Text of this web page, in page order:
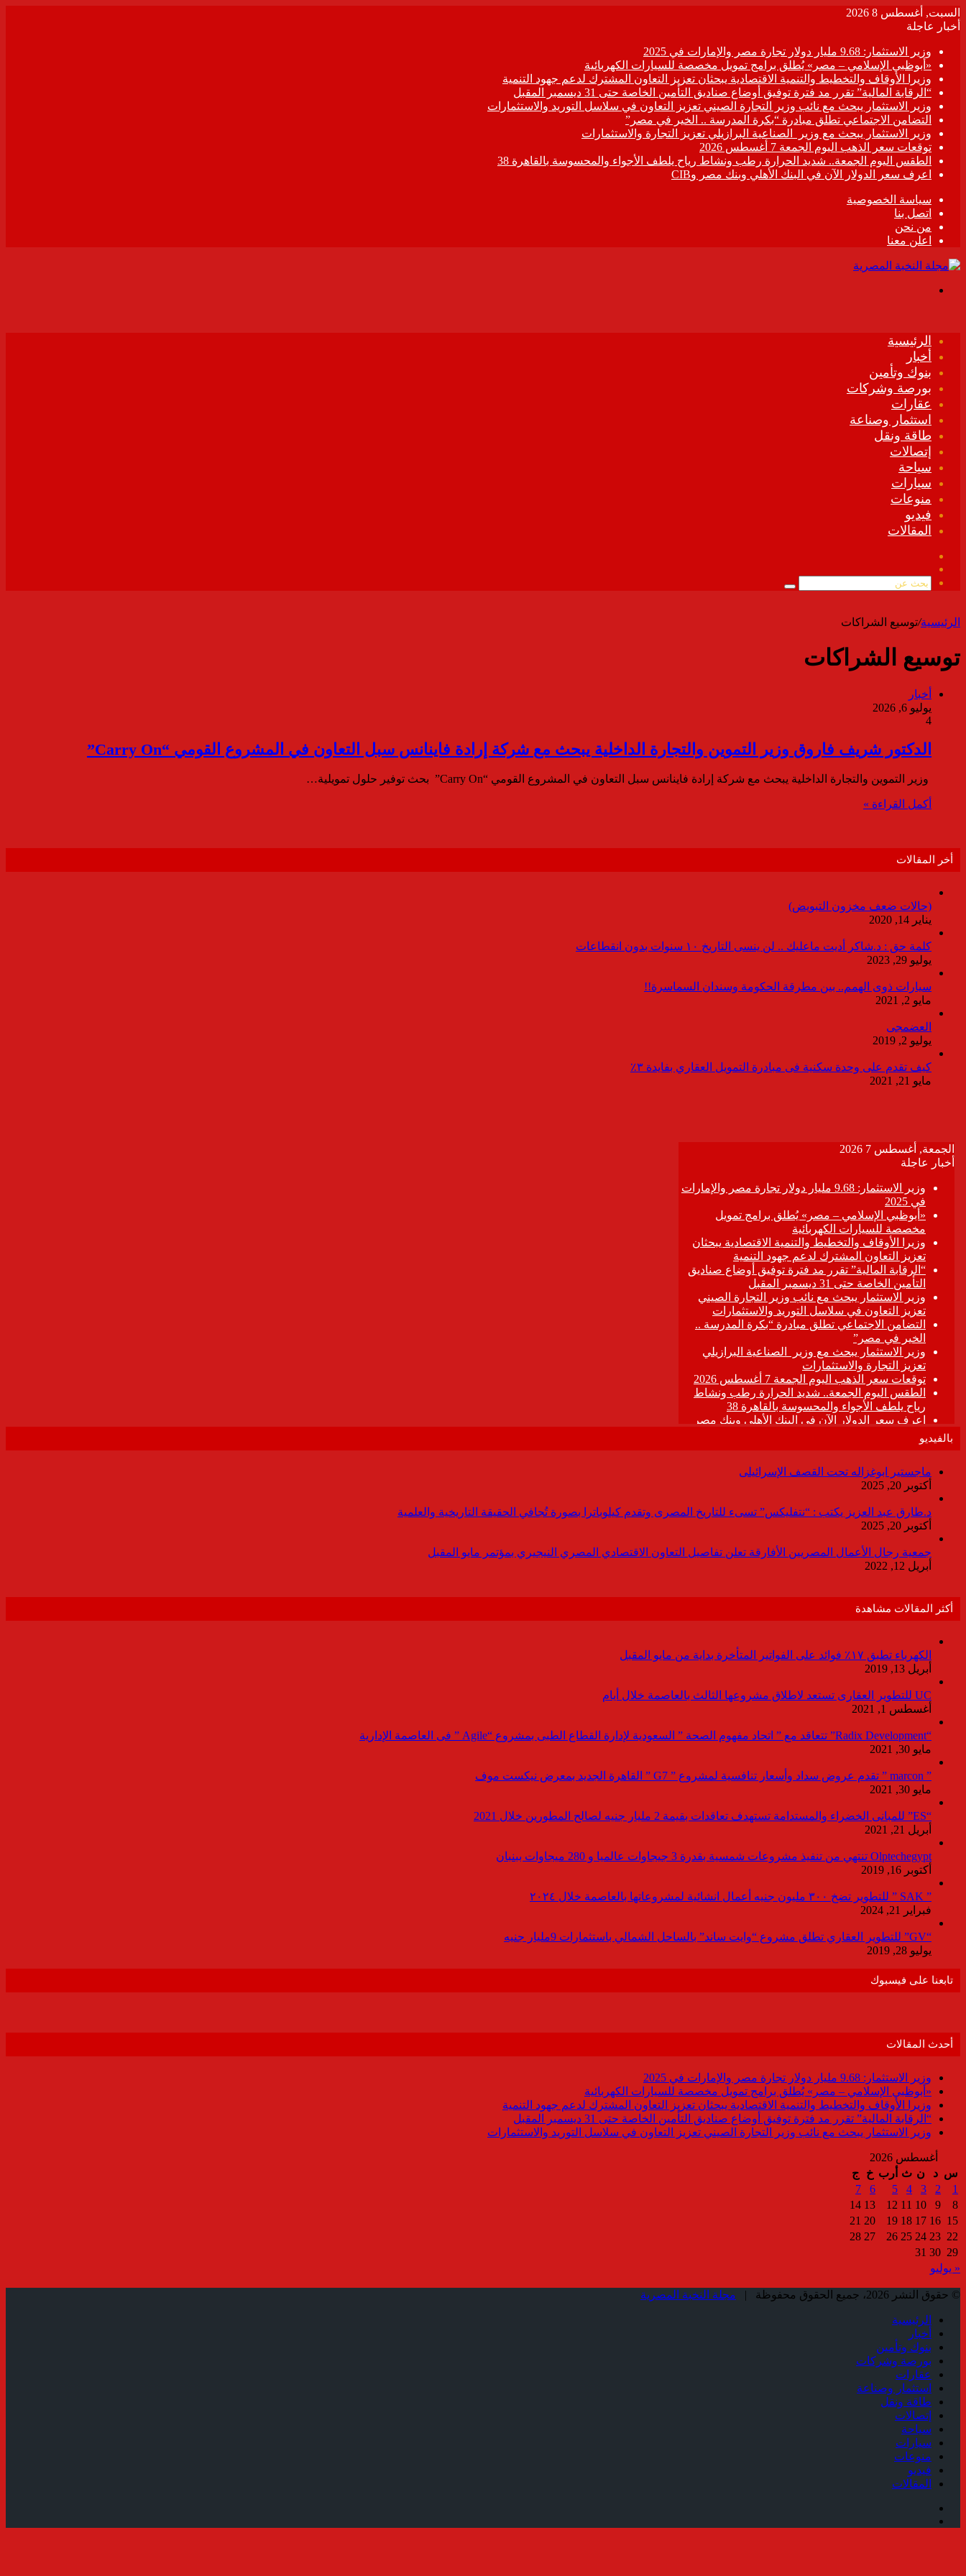
السبت, أغسطس 8 2026
أخبار عاجلة
وزير الاستثمار: 9.68 مليار دولار تجارة مصر والإمارات في 2025
«أبوظبي الإسلامي – مصر» يُطلق برامج تمويل مخصصة للسيارات الكهربائية
وزيرا الأوقاف والتخطيط والتنمية الاقتصادية يبحثان تعزيز التعاون المشترك لدعم جهود التنمية
“الرقابة المالية” تقرر مد فترة توفيق أوضاع صناديق التأمين الخاصة حتى 31 ديسمبر المقبل
وزير الاستثمار يبحث مع نائب وزير التجارة الصيني تعزيز التعاون في سلاسل التوريد والاستثمارات
التضامن الاجتماعي تطلق مبادرة “بكرة المدرسة .. الخير في مصر”
وزير الاستثمار يبحث مع وزير الصناعية البرازيلي تعزيز التجارة والاستثمارات
توقعات سعر الذهب اليوم الجمعة 7 أغسطس 2026
الطقس اليوم الجمعة.. شديد الحرارة رطب ونشاط رياح يلطف الأجواء والمحسوسة بالقاهرة 38
اعرف سعر الدولار الآن في البنك الأهلي وبنك مصر وCIB
سياسة الخصوصية
اتصل بنا
من نحن
اعلن معنا
الرئيسية
أخبار
بنوك وتأمين
بورصة وشركات
عقارات
استثمار وصناعة
طاقة ونقل
إتصالات
سياحة
سيارات
منوعات
فيديو
المقالات
الموقع
بحث
الرئيسية/توسيع الشراكات
توسيع الشراكات
أخبار
يوليو 6, 2026
4
الدكتور شريف فاروق وزير التموين والتجارة الداخلية يبحث مع شركة إرادة فاينانس سبل التعاون في المشروع القومي “Carry On”
وزير التموين والتجارة الداخلية يبحث مع شركة إرادة فاينانس سبل التعاون في المشروع القومي “Carry On” بحث توفير حلول تمويلية…
أكمل القراءة »
أخر المقالات
(حالات ضعف مخزون التبويض)
يناير 14, 2020
كلمة حق : د.شاكر أديت ماعليك .. لن ينسى التاريخ ١٠ سنوات بدون انقطاعات
يوليو 29, 2023
سيارات ذوى الهمم.. بين مطرقة الحكومة وسندان السماسرة!!
مايو 2, 2021
العضمجى
يوليو 2, 2019
كيف تقدم على وحدة سكنية فى مبادرة التمويل العقاري بفايدة ٣٪
مايو 21, 2021
بالفيديو
ماجستير ابوغزاله تحت القصف الإسرائيلى
أكتوبر 20, 2025
د.طارق عبد العزيز يكتب : “نتفليكس” تسىء للتاريخ المصرى وتقدم كيلوباترا بصورة تُجافي الحقيقة التاريخية والعلمية
أكتوبر 20, 2025
جمعية رجال الأعمال المصريين الأفارقة تعلن تفاصيل التعاون الاقتصادي المصري النيجيري بمؤتمر مايو المقبل
أبريل 12, 2022
أكثر المقالات مشاهدة
الكهرباء تطبق ١٧٪ فوائد على الفواتير المتأخرة بداية من مايو المقبل
أبريل 13, 2019
UC للتطوير العقارى تستعد لاطلاق مشروعها الثالث بالعاصمة خلال أيام
أغسطس 1, 2021
“Radix Development” تتعاقد مع ” اتحاد مفهوم الصحة ” السعودية لإدارة القطاع الطبى بمشروع “Agile ” فى العاصمة الإدارية
مايو 30, 2021
” marcon ” تقدم عروض سداد وأسعار تنافسية لمشروع ” G7 ” القاهرة الجديد بمعرض نيكست موف
مايو 30, 2021
“ES” للمبانى الخضراء والمستدامة تستهدف تعاقدات بقيمة 2 مليار جنيه لصالح المطورين خلال 2021
أبريل 21, 2021
Olptechegypt تنتهي من تنفيذ مشروعات شمسية بقدرة 3 جيجاوات عالميا و 280 ميجاوات ببنبان
أكتوبر 16, 2019
” SAK ” للتطوير تضخ ٣٠٠ مليون جنيه أعمال انشائية لمشروعاتها بالعاصمة خلال ٢٠٢٤
فبراير 21, 2024
“GV” للتطوير العقاري تطلق مشروع “وايت ساند” بالساحل الشمالي باستثمارات 9مليار جنيه
يوليو 28, 2019
تابعنا على فيسبوك
أحدث المقالات
وزير الاستثمار: 9.68 مليار دولار تجارة مصر والإمارات في 2025
«أبوظبي الإسلامي – مصر» يُطلق برامج تمويل مخصصة للسيارات الكهربائية
وزيرا الأوقاف والتخطيط والتنمية الاقتصادية يبحثان تعزيز التعاون المشترك لدعم جهود التنمية
“الرقابة المالية” تقرر مد فترة توفيق أوضاع صناديق التأمين الخاصة حتى 31 ديسمبر المقبل
وزير الاستثمار يبحث مع نائب وزير التجارة الصيني تعزيز التعاون في سلاسل التوريد والاستثمارات
أغسطس 2026
س د ن ث أرب خ
ج
1
2
3
4
5
6
7
8
9
10
11
12
13
14
15
16
17
18
19
20
21
22
23
24
25
26
27
28
29
30
31
« يوليو
© حقوق النشر 2026، جميع الحقوق محفوظة | مجلة النخبة المصرية
الرئيسية
أخبار
بنوك وتأمين
بورصة وشركات
عقارات
استثمار وصناعة
طاقة ونقل
إتصالات
سياحة
سيارات
منوعات
فيديو
المقالات